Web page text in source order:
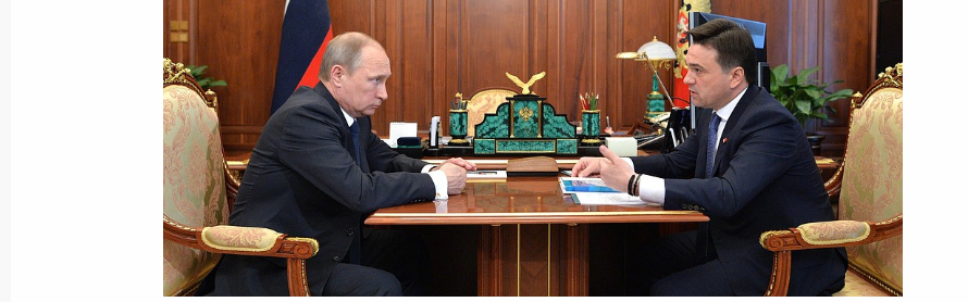
Рабочая встреча с председателем правления Пенсионного фонда
Антоном Дроздовым
8 июня 2015 года, 13:10
Василий Голубев назначен временно исполняющим обязанности
губернатора Ростовской области
8 июня 2015 года, 12:20